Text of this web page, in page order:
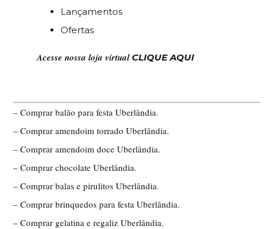
Lançamentos
Ofertas
Acesse nossa loja virtualCLIQUE AQUI
– Comprar balão para festa Uberlândia.
– Comprar amendoim torrado Uberlândia.
– Comprar amendoim doce Uberlândia.
– Comprar chocolate Uberlândia.
– Comprar balas e pirulitos Uberlândia.
– Comprar brinquedos para festa Uberlândia.
– Comprar gelatina e regaliz Uberlândia.